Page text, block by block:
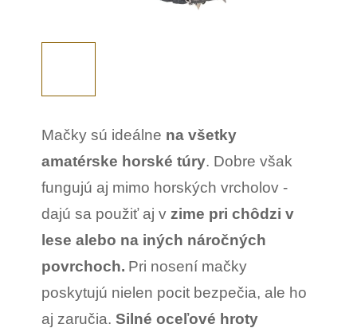
Mačky sú ideálne na všetky
amatérske horské túry. Dobre však
fungujú aj mimo horských vrcholov -
dajú sa použiť aj v zime pri chôdzi v
lese alebo na iných náročných
povrchoch. Pri nosení mačky
poskytujú nielen pocit bezpečia, ale ho
aj zaručia. Silné oceľové hroty